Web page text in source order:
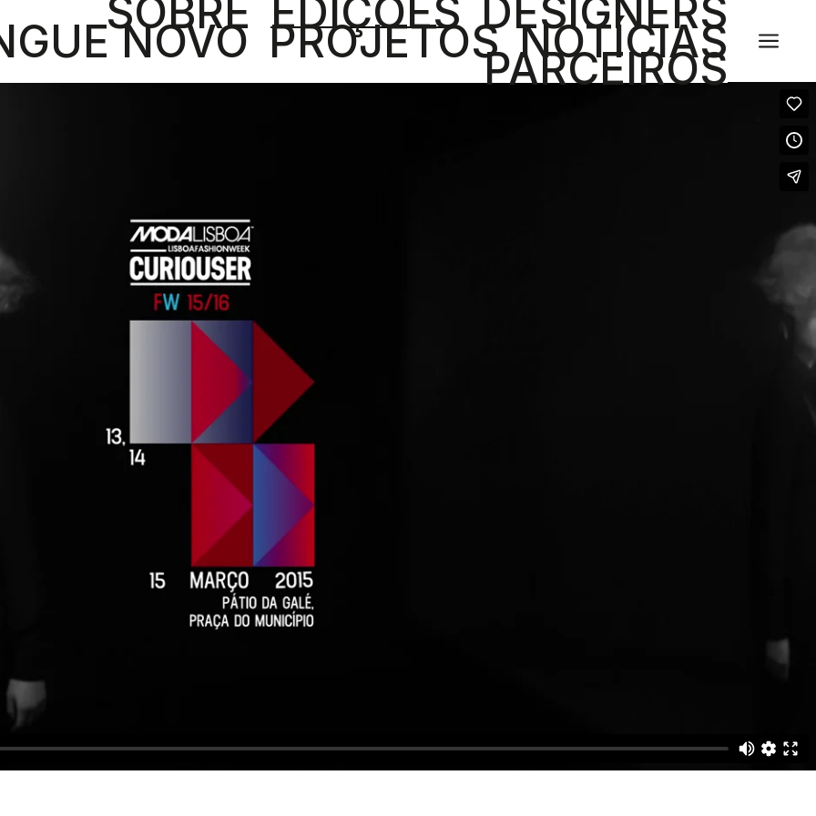
SOBRE EDIÇÕES DESIGNERS
NOVO PROJETOS NOTÍCIAS
PARCEIROS
a